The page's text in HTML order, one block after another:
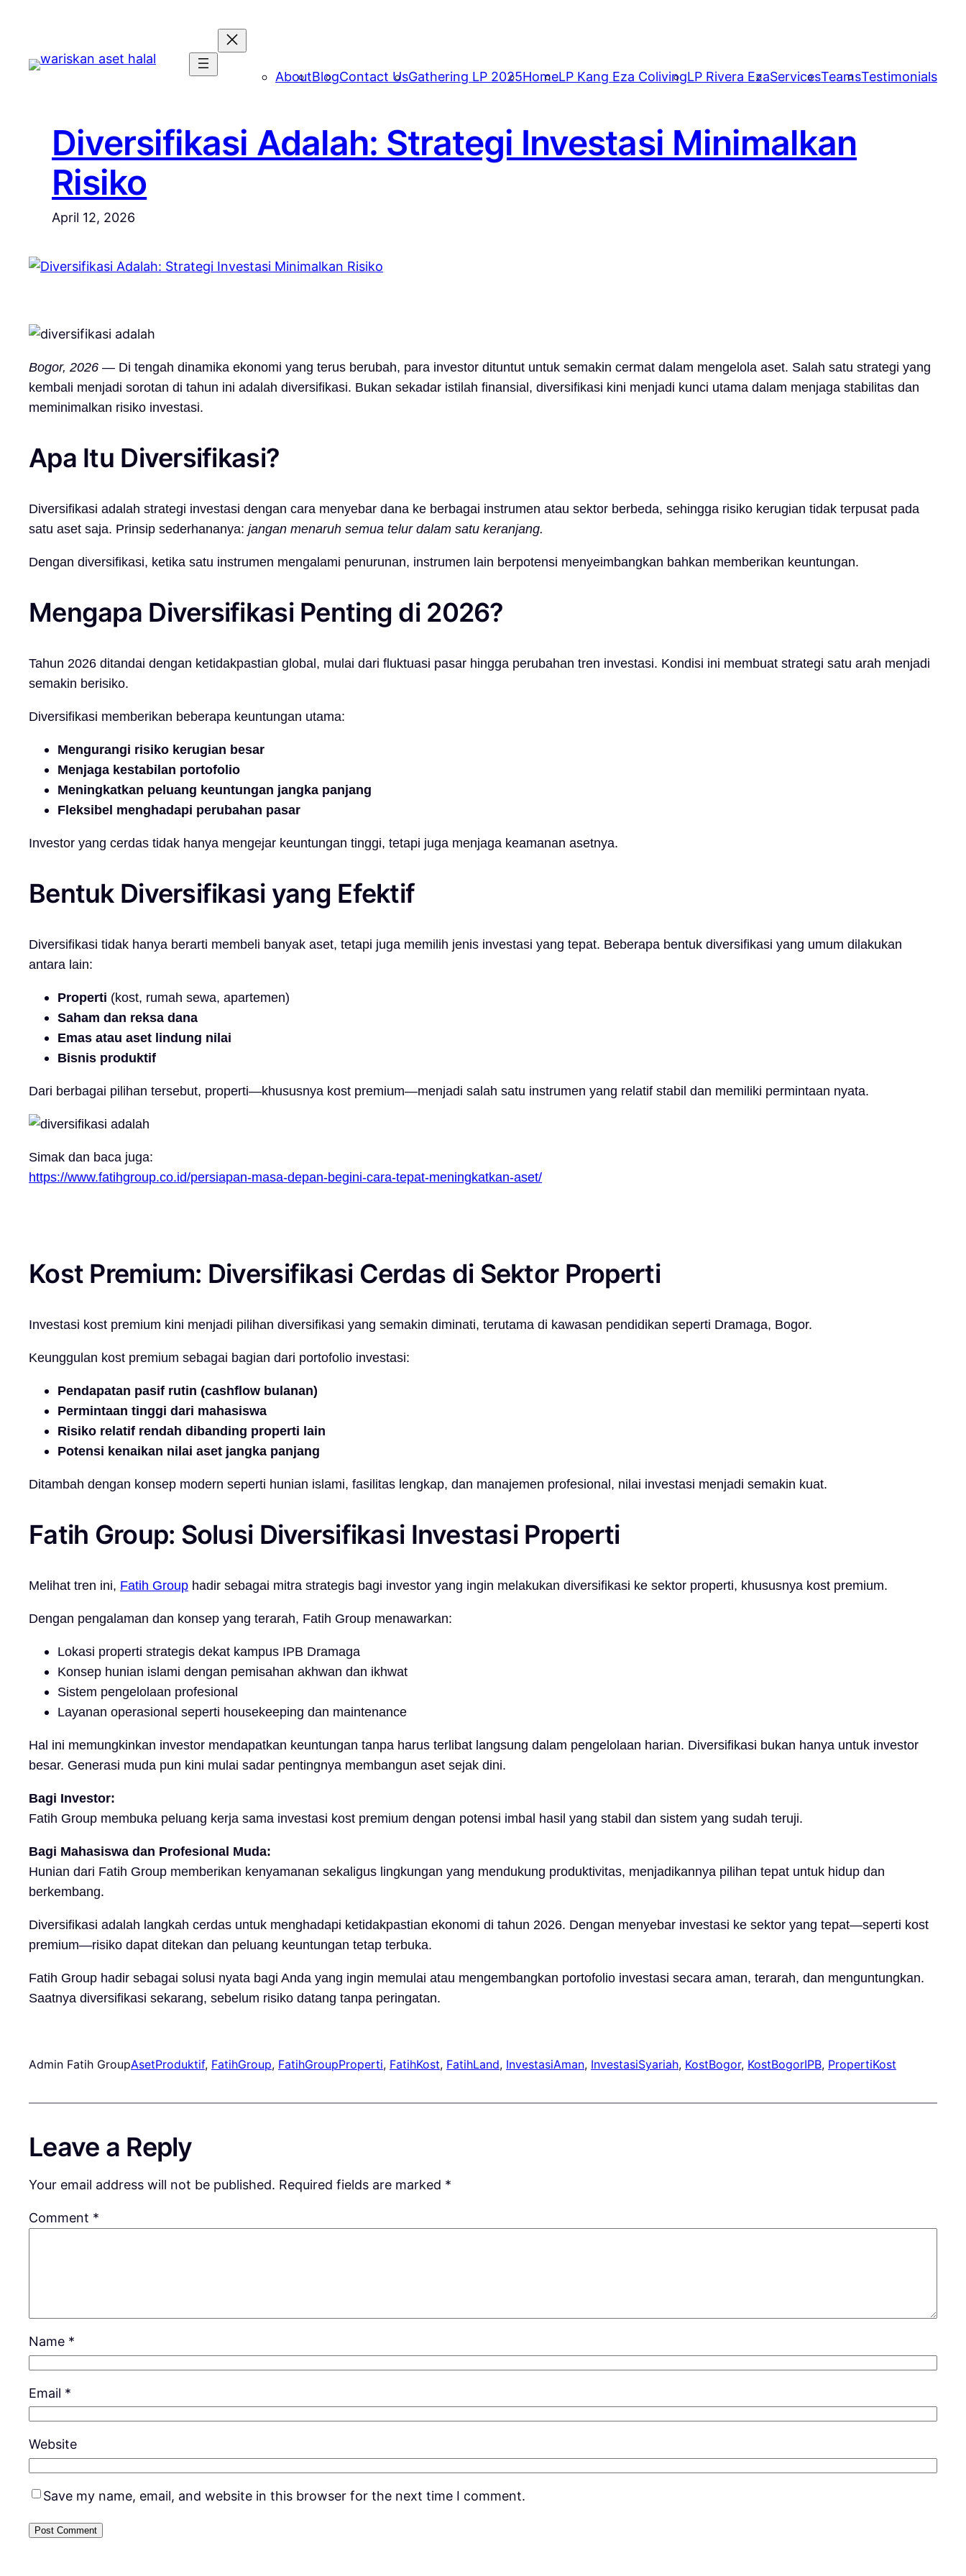
content
AboutBlogContact UsGathering LP 2025HomeLP Kang Eza ColivingLP Rivera EzaServicesTeamsTestimonials
Diversifikasi Adalah: Strategi Investasi Minimalkan
Risiko
April 12, 2026
Bogor, 2026 — Di tengah dinamika ekonomi yang terus berubah, para investor dituntut untuk semakin cermat dalam mengelola aset. Salah satu strategi yang
kembali menjadi sorotan di tahun ini adalah diversifikasi. Bukan sekadar istilah finansial, diversifikasi kini menjadi kunci utama dalam menjaga stabilitas dan
meminimalkan risiko investasi.
Apa Itu Diversifikasi?
Diversifikasi adalah strategi investasi dengan cara menyebar dana ke berbagai instrumen atau sektor berbeda, sehingga risiko kerugian tidak terpusat pada
satu aset saja. Prinsip sederhananya: jangan menaruh semua telur dalam satu keranjang.
Dengan diversifikasi, ketika satu instrumen mengalami penurunan, instrumen lain berpotensi menyeimbangkan bahkan memberikan keuntungan.
Mengapa Diversifikasi Penting di 2026?
Tahun 2026 ditandai dengan ketidakpastian global, mulai dari fluktuasi pasar hingga perubahan tren investasi. Kondisi ini membuat strategi satu arah menjadi
semakin berisiko.
Diversifikasi memberikan beberapa keuntungan utama:
Mengurangi risiko kerugian besar
Menjaga kestabilan portofolio
Meningkatkan peluang keuntungan jangka panjang
Fleksibel menghadapi perubahan pasar
Investor yang cerdas tidak hanya mengejar keuntungan tinggi, tetapi juga menjaga keamanan asetnya.
Bentuk Diversifikasi yang Efektif
Diversifikasi tidak hanya berarti membeli banyak aset, tetapi juga memilih jenis investasi yang tepat. Beberapa bentuk diversifikasi yang umum dilakukan
antara lain:
Properti (kost, rumah sewa, apartemen)
Saham dan reksa dana
Emas atau aset lindung nilai
Bisnis produktif
Dari berbagai pilihan tersebut, properti—khususnya kost premium—menjadi salah satu instrumen yang relatif stabil dan memiliki permintaan nyata.
Simak dan baca juga:
https://www.fatihgroup.co.id/persiapan-masa-depan-begini-cara-tepat-meningkatkan-aset/
Kost Premium: Diversifikasi Cerdas di Sektor Properti
Investasi kost premium kini menjadi pilihan diversifikasi yang semakin diminati, terutama di kawasan pendidikan seperti Dramaga, Bogor.
Keunggulan kost premium sebagai bagian dari portofolio investasi:
Pendapatan pasif rutin (cashflow bulanan)
Permintaan tinggi dari mahasiswa
Risiko relatif rendah dibanding properti lain
Potensi kenaikan nilai aset jangka panjang
Ditambah dengan konsep modern seperti hunian islami, fasilitas lengkap, dan manajemen profesional, nilai investasi menjadi semakin kuat.
Fatih Group: Solusi Diversifikasi Investasi Properti
Melihat tren ini, Fatih Group hadir sebagai mitra strategis bagi investor yang ingin melakukan diversifikasi ke sektor properti, khususnya kost premium.
Dengan pengalaman dan konsep yang terarah, Fatih Group menawarkan:
Lokasi properti strategis dekat kampus IPB Dramaga
Konsep hunian islami dengan pemisahan akhwan dan ikhwat
Sistem pengelolaan profesional
Layanan operasional seperti housekeeping dan maintenance
Hal ini memungkinkan investor mendapatkan keuntungan tanpa harus terlibat langsung dalam pengelolaan harian. Diversifikasi bukan hanya untuk investor
besar. Generasi muda pun kini mulai sadar pentingnya membangun aset sejak dini.
Bagi Investor:
Fatih Group membuka peluang kerja sama investasi kost premium dengan potensi imbal hasil yang stabil dan sistem yang sudah teruji.
Bagi Mahasiswa dan Profesional Muda:
Hunian dari Fatih Group memberikan kenyamanan sekaligus lingkungan yang mendukung produktivitas, menjadikannya pilihan tepat untuk hidup dan
berkembang.
Diversifikasi adalah langkah cerdas untuk menghadapi ketidakpastian ekonomi di tahun 2026. Dengan menyebar investasi ke sektor yang tepat—seperti kost
premium—risiko dapat ditekan dan peluang keuntungan tetap terbuka.
Fatih Group hadir sebagai solusi nyata bagi Anda yang ingin memulai atau mengembangkan portofolio investasi secara aman, terarah, dan menguntungkan.
Saatnya diversifikasi sekarang, sebelum risiko datang tanpa peringatan.
Admin Fatih GroupAsetProduktif, FatihGroup, FatihGroupProperti, FatihKost, FatihLand, InvestasiAman, InvestasiSyariah, KostBogor, KostBogorIPB, PropertiKost
Leave a Reply
Your email address will not be published. Required fields are marked *
Comment *
Name *
Email *
Website
Save my name, email, and website in this browser for the next time I comment.